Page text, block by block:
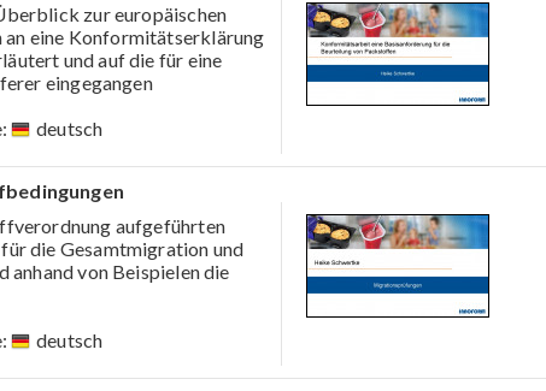
zur europäischen
an eine Konformitätserklärung
und auf die für eine
eingegangen
deutsch
aufgeführten
die Gesamtmigration und
von Beispielen die
deutsch